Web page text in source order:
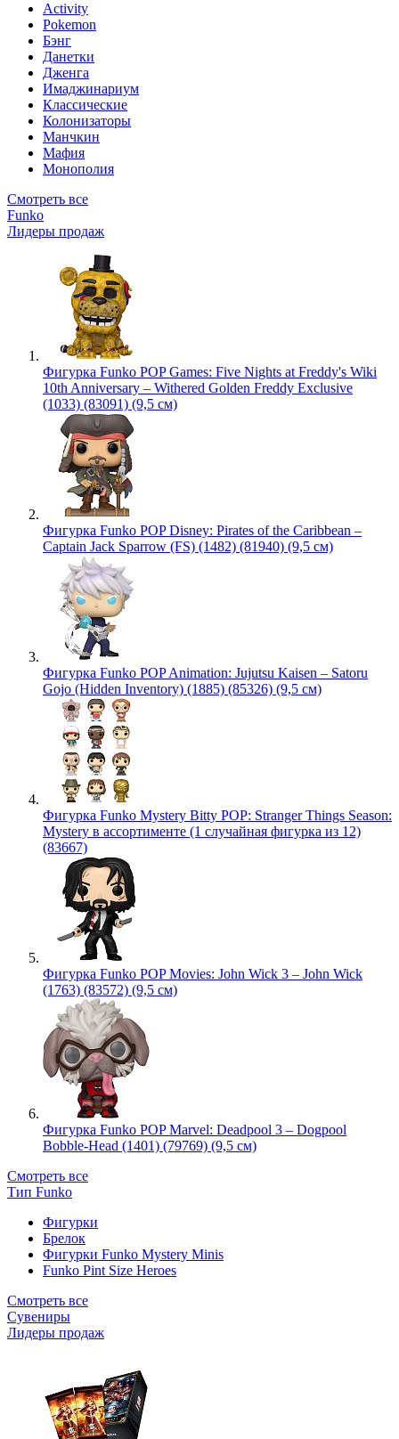
Activity
Pokemon
Бэнг
Данетки
Дженга
Имаджинариум
Классические
Колонизаторы
Манчкин
Мафия
Монополия
Смотреть все
Funko
Лидеры продаж
Фигурка Funko POP Games: Five Nights at Freddy's Wiki
10th Anniversary – Withered Golden Freddy Exclusive
(1033) (83091) (9,5 см)
Фигурка Funko POP Disney: Pirates of the Caribbean –
Captain Jack Sparrow (FS) (1482) (81940) (9,5 см)
Фигурка Funko POP Animation: Jujutsu Kaisen – Satoru
Gojo (Hidden Inventory) (1885) (85326) (9,5 см)
Фигурка Funko Mystery Bitty POP: Stranger Things Season:
Mystery в ассортименте (1 случайная фигурка из 12)
(83667)
Фигурка Funko POP Movies: John Wick 3 – John Wick
(1763) (83572) (9,5 см)
Фигурка Funko POP Marvel: Deadpool 3 – Dogpool
Bobble-Head (1401) (79769) (9,5 см)
Смотреть все
Тип Funko
Фигурки
Брелок
Фигурки Funko Mystery Minis
Funko Pint Size Heroes
Смотреть все
Сувениры
Лидеры продаж